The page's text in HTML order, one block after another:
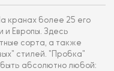
кранах более 25 его
и Европы. Здесь
сорта, а также
стилей. "Пробка"
абсолютно любой: